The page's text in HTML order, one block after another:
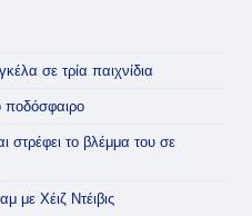
σε τρία παιχνίδια
το βλέμμα του σε
με Χέιζ Ντέιβις